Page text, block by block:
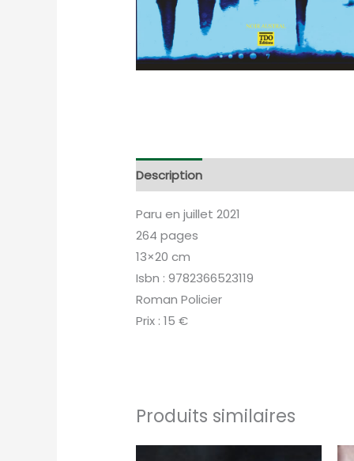
Description
Paru en juillet 2021
264 pages
13×20 cm
Isbn : 9782366523119
Roman Policier
Prix : 15 €
Produits similaires